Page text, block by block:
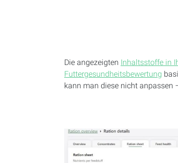
Die angezeigten Inhaltsstoffe in
Futtergesundheitsbewertung
kann man diese nicht anpassen